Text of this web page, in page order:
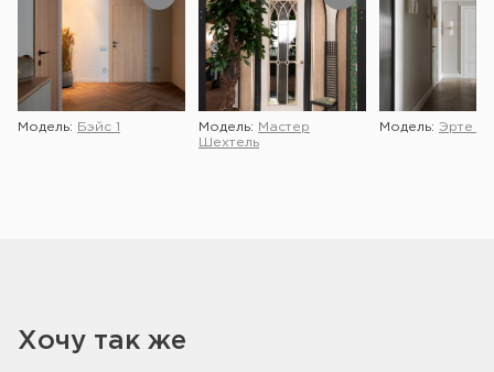
Модель: Бэйс 1 Модель:
Мастер
Шехтель
Модель: Эрте 2
Хочу так же